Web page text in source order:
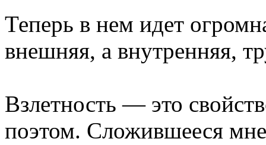
Теперь в нем идет
внешняя, а внутренняя,
Взлетность — это
поэтом. Сложившееся